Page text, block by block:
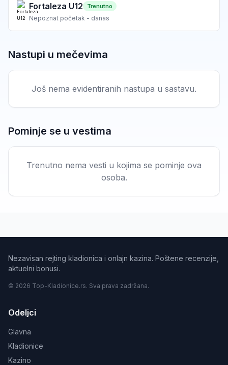
Fortaleza U12 Trenutno
Nepoznat početak - danas
Nastupi u mečevima
Još nema evidentiranih nastupa u sastavu.
Pominje se u vestima
Trenutno nema vesti u kojima se pominje ova
osoba.
Nezavisan rejting kladionica i onlajn kazina. Poštene recenzije,
aktuelni bonusi.
© 2026 Top-Kladionice.rs. Sva prava zadržana.
Odeljci
Glavna
Kladionice
Kazino